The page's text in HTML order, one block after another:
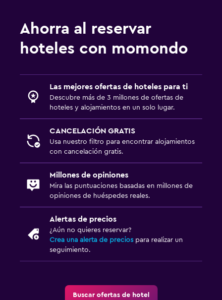
Ahorra al reservar
hoteles con momondo
Las mejores ofertas de hoteles para ti
Descubre más de 3 millones de ofertas de
hoteles y alojamientos en un solo lugar.
CANCELACIÓN GRATIS
Usa nuestro filtro para encontrar alojamientos
con cancelación gratis.
Millones de opiniones
Mira las puntuaciones basadas en millones de
opiniones de huéspedes reales.
Alertas de precios
¿Aún no quieres reservar?
Crea una alerta de precios para realizar un
seguimiento.
Buscar ofertas de hotel